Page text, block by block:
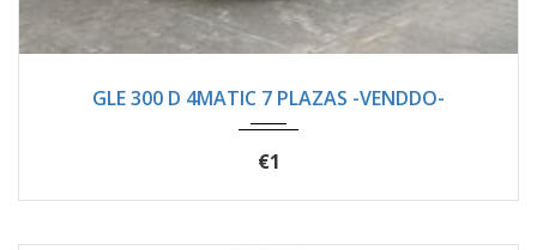
GLE 300 D 4MATIC 7 PLAZAS -VENDDO-
€1